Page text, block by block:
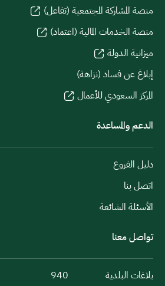
منصة المشاركة المجتمعية (تفاعل)
منصة الخدمات المالية (اعتماد)
ميزانية الدولة
إبلاغ عن فساد (نزاهة)
المركز السعودي للأعمال
الدعم والمساعدة
دليل الفروع
اتصل بنا
الأسئلة الشائعة
تواصل معنا
بلاغات البلدية
940